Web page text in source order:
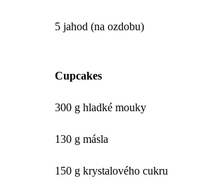
5 jahod (na ozdobu)
Cupcakes
300 g hladké mouky
130 g másla
150 g krystalového cukru